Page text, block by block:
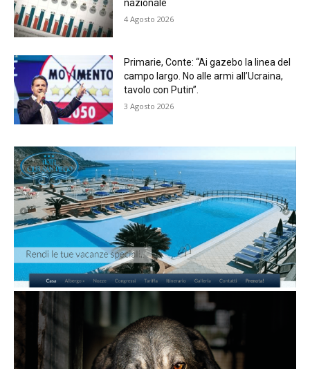
nazionale
4 Agosto 2026
Primarie, Conte: “Ai gazebo la linea del
campo largo. No alle armi all’Ucraina,
tavolo con Putin”.
3 Agosto 2026